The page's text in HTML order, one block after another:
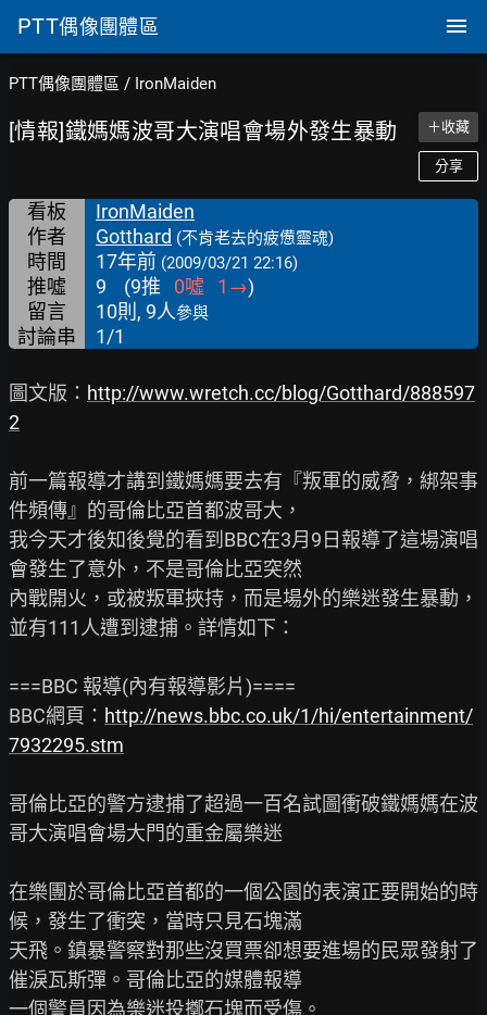
PTT偶像團體區
PTT偶像團體區 / IronMaiden
[情報]鐵媽媽波哥大演唱會場外發生暴動 ＋收藏
分享
看板
IronMaiden
作者
Gotthard (不肯老去的疲憊靈魂)
時間 17年前 (2009/03/21 22:16)
推噓 9 (9推 0噓 1 →)
留言
10則, 9人參與
討論串 1/1
圖文版： http://www.wretch.cc/blog/Gotthard/888597
2
前一篇報導才講到鐵媽媽要去有『叛軍的威脅，綁架事
件頻傳』的哥倫比亞首都波哥大，
我今天才後知後覺的看到BBC在3月9日報導了這場演唱
會發生了意外，不是哥倫比亞突然
內戰開火，或被叛軍挾持，而是場外的樂迷發生暴動，
並有111人遭到逮捕。詳情如下：
===BBC 報導(內有報導影片)====
BBC網頁： http://news.bbc.co.uk/1/hi/entertainment/
7932295.stm
哥倫比亞的警方逮捕了超過一百名試圖衝破鐵媽媽在波
哥大演唱會場大門的重金屬樂迷
在樂團於哥倫比亞首都的一個公園的表演正要開始的時
候，發生了衝突，當時只見石塊滿
天飛。鎮暴警察對那些沒買票卻想要進場的民眾發射了
催淚瓦斯彈。哥倫比亞的媒體報導
一個警員因為樂迷投擲石塊而受傷。